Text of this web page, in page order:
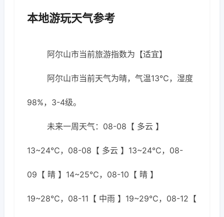
本地游玩天气参考
阿尔山市当前旅游指数为【适宜】
阿尔山市当前天气为晴，气温13℃，湿度
98%，3-4级。
未来一周天气：08-08【 多云 】
13~24℃，08-08【 多云 】13~24℃，08-
09【 晴 】14~25℃，08-10【 晴 】
19~28℃，08-11【 中雨 】19~29℃，08-12【